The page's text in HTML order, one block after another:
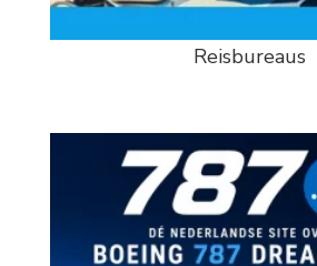
Reisbureaus